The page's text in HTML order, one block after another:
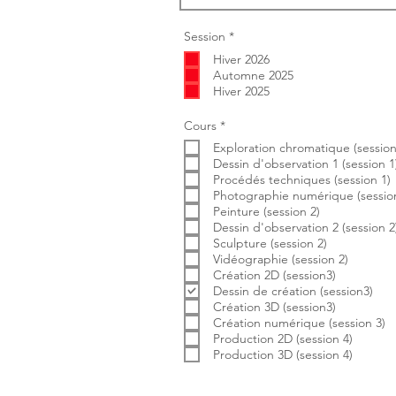
Session *O
l
i
g
a
r
e
Hiver 2026
Automne 2025
Hiver 2025
Cours *O
l
i
a
t
o
i
r
e
Exploration chromatique
Dessin d'observation 1 (session
Procédés techniques (session 1)
Photographie numérique
Peinture (session 2)
Dessin d'observation 2 (session
Sculpture (session 2)
Vidéographie (session 2)
Création 2D (session3)
Dessin de création (session3)
Création 3D (session3)
Création numérique (session 3)
Production 2D (session 4)
Production 3D (session 4)